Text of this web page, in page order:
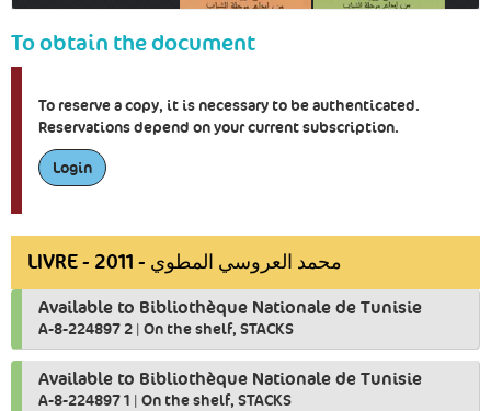
To obtain the document
To reserve a copy, it is necessary to be authenticated.
Reservations depend on your current subscription.
Login
LIVRE - 2011 - محمد العروسي المطوي
Available to Bibliothèque Nationale de Tunisie
A-8-224897 2 | On the shelf, STACKS
Available to Bibliothèque Nationale de Tunisie
A-8-224897 1 | On the shelf, STACKS